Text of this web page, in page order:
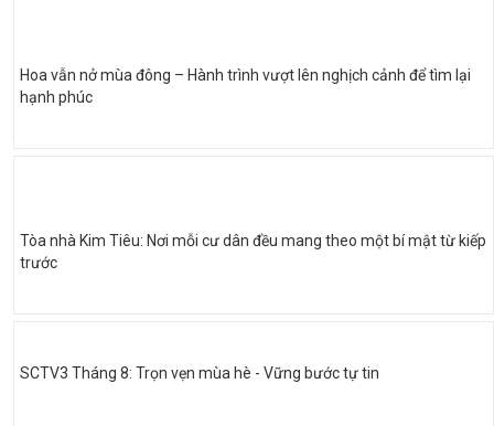
Hoa vẫn nở mùa đông – Hành trình vượt lên nghịch cảnh để tìm lại
hạnh phúc
Tòa nhà Kim Tiêu: Nơi mỗi cư dân đều mang theo một bí mật từ kiếp
trước
SCTV3 Tháng 8: Trọn vẹn mùa hè - Vững bước tự tin